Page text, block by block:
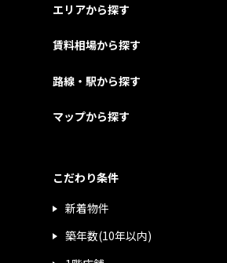
エリアから探す
賃料相場から探す
路線・駅から探す
マップから探す
こだわり条件
新着物件
築年数(10年以内)